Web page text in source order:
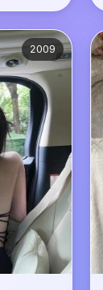
2009